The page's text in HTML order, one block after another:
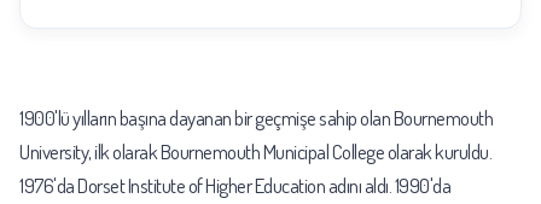
1900'lü yılların başına dayanan bir geçmişe sahip olan Bournemouth
University, ilk olarak Bournemouth Municipal College olarak kuruldu.
1976'da Dorset Institute of Higher Education adını aldı. 1990'da